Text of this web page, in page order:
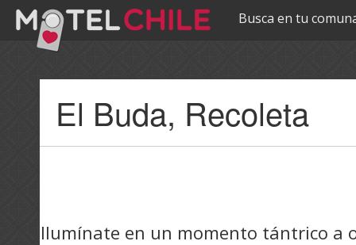
Busca en tu
contenido
principal
El Buda, Recoleta
Ilumínate en un momento tántrico a